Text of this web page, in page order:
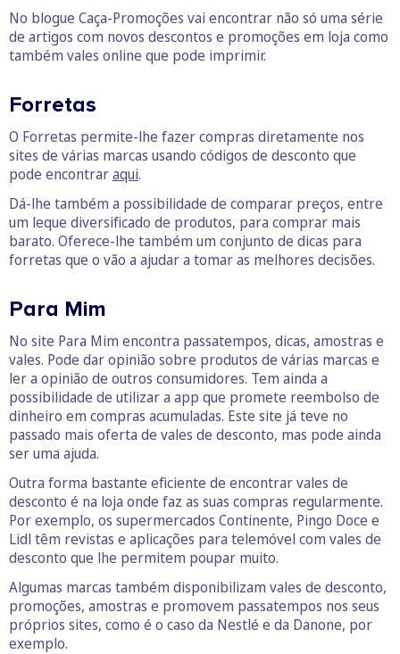
No blogue Caça-Promoções vai encontrar não só uma série
de artigos com novos descontos e promoções em loja como
também vales online que pode imprimir.
Forretas
O Forretas permite-lhe fazer compras diretamente nos
sites de várias marcas usando códigos de desconto que
pode encontraraqui.
Dá-lhe também a possibilidade de comparar preços, entre
um leque diversificado de produtos, para comprar mais
barato. Oferece-lhe também um conjunto de dicas para
forretas que o vão a ajudar a tomar as melhores decisões.
Para Mim
No site Para Mim encontra passatempos, dicas, amostras e
vales. Pode dar opinião sobre produtos de várias marcas e
ler a opinião de outros consumidores. Tem ainda a
possibilidade de utilizar a app que promete reembolso de
dinheiro em compras acumuladas. Este site já teve no
passado mais oferta de vales de desconto, mas pode ainda
ser uma ajuda.
Outra forma bastante eficiente de encontrar vales de
desconto é na loja onde faz as suas compras regularmente.
Por exemplo, os supermercados Continente, Pingo Doce e
Lidl têm revistas e aplicações para telemóvel com vales de
desconto que lhe permitem poupar muito.
Algumas marcas também disponibilizam vales de desconto,
promoções, amostras e promovem passatempos nos seus
próprios sites, como é o caso da Nestlé e da Danone, por
exemplo.